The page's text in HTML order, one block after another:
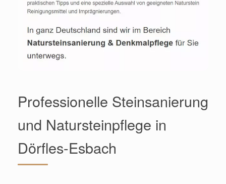
Professionelle Steinsanierung
und Natursteinpflege in
Dörfles-Esbach